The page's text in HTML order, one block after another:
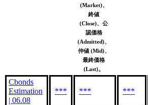
(Market)、
終値
(Close)、公
認価格
(Admitted)、
仲値 (Mid)、
最終価格
(Last)。
Cbonds
Estimation
| 06.08
*** *** ***